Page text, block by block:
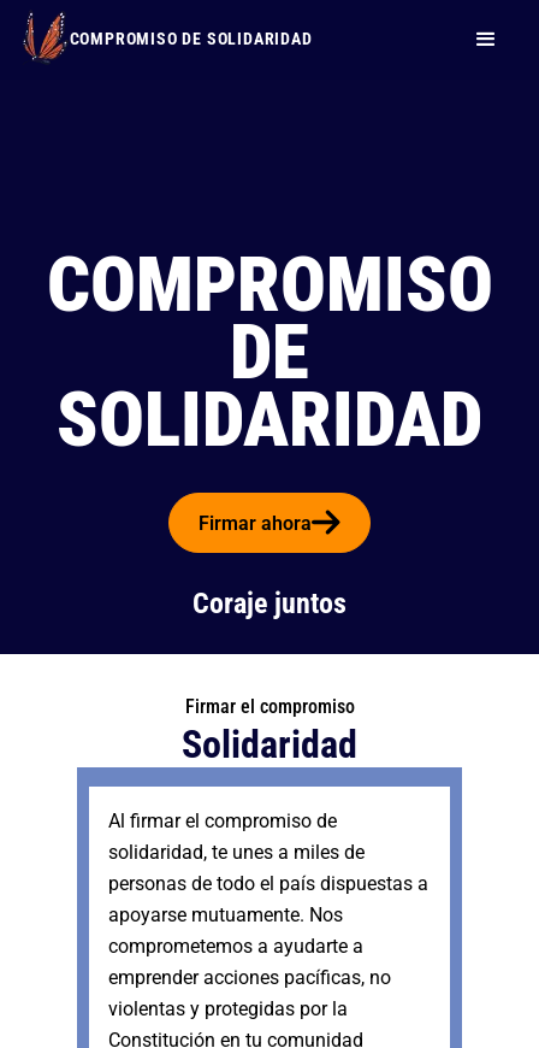
COMPROMISO DE SOLIDARIDAD
COMPROMISO
DE
SOLIDARIDAD
Firmar ahora
Coraje juntos
Firmar el compromiso
Solidaridad
Al firmar el compromiso de
solidaridad, te unes a miles de
personas de todo el país dispuestas a
apoyarse mutuamente. Nos
comprometemos a ayudarte a
emprender acciones pacíficas, no
violentas y protegidas por la
Constitución en tu comunidad